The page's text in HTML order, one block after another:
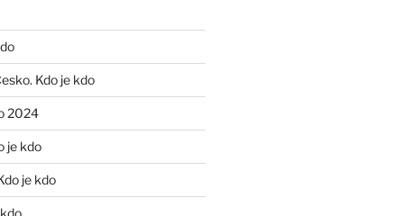
Kdo je kdo
2024
je kdo
je kdo